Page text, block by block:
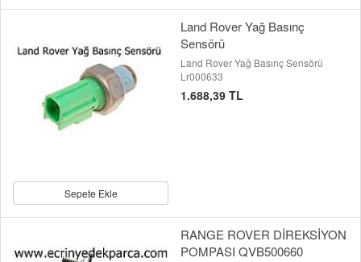
Sepete Ekle
Land Rover Yağ Basınç
Sensörü
Land Rover Yağ Basınç Sensörü
Lr000633
1.688,39 TL
RANGE ROVER DİREKSİYON
POMPASI QVB500660